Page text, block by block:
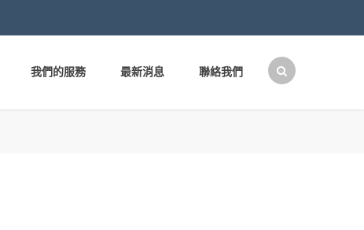
我們的服務 最新消息 聯絡我們